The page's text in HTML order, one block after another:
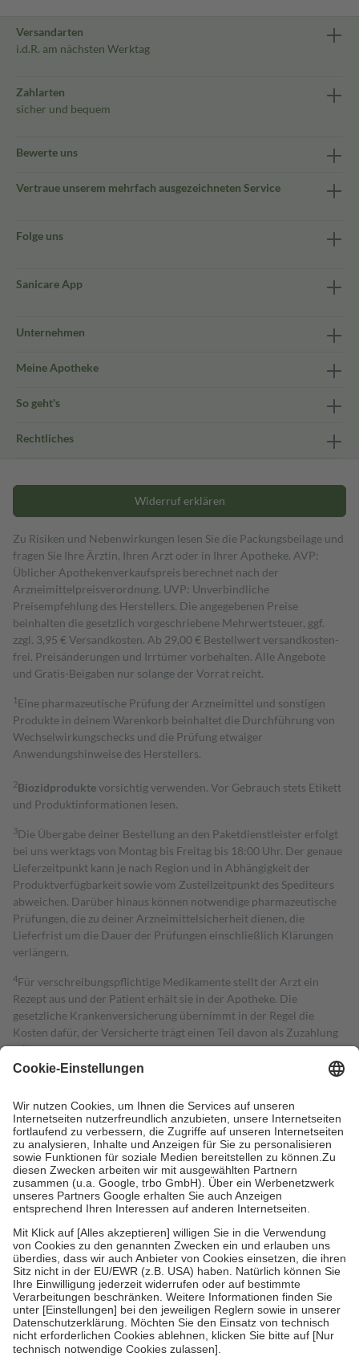
Versandarten
i.d.R. am nächsten Werktag
Zahlarten
sicher und bequem
Bewerte uns
Vertraue unserem mehrfach ausgezeichneten Service
Folge uns
Sanicare App
Unternehmen
Meine Apotheke
So geht's
Rechtliches
Widerruf erklären
Zu Risiken und Nebenwirkungen lesen Sie die Packungsbeilage und
fragen Sie Ihre Ärztin, Ihren Arzt oder in Ihrer Apotheke. AVP:
Üblicher Apothekenverkaufspreis berechnet nach der
Arzneimittelpreisverordnung. UVP: Unverbindliche
Preisempfehlung des Herstellers. Die angegebenen Preise
beinhalten die gesetzlich vorgeschriebene Mehrwertsteuer, ggf.
zzgl. 3,95 € Versandkosten. Ab 29,00 € Bestell­wert versand­kosten­
frei. Preisänderungen und Irrtümer vorbehalten. Alle Angebote
und Gratis-Beigaben nur solange der Vorrat reicht.
1 Eine pharmazeutische Prüfung der Arzneimittel und sonstigen
Produkte in deinem Warenkorb beinhaltet die Durchführung von
Wechselwirkungschecks und die Prüfung etwaiger
Anwendungshinweise des Herstellers.
2Biozidproduktevorsichtig verwenden. Vor Gebrauch stets Etikett
und Produktinformationen lesen.
3Die Übergabe deiner Bestellung an den Paketdienstleister erfolgt
bei uns werktags von Montag bis Freitag bis 18:00 Uhr. Der genaue
Lieferzeitpunkt kann je nach Region und in Abhängigkeit der
Produktverfügbarkeit sowie vom Zustellzeitpunkt des Spediteurs
abweichen. Darüber hinaus können notwendige pharmazeutische
Prüfungen, die zu deiner Arzneimittelsicherheit dienen, die
Lieferfrist um die Dauer der Prüfungen einschließlich Klärungen
verlängern.
4Für verschreibungspflichtige Medikamente stellt der Arzt ein
Rezept aus und der Patient erhält sie in der Apotheke. Die
gesetzliche Krankenversicherung übernimmt in der Regel die
Kosten dafür, der Versicherte trägt einen Teil davon als Zuzahlung
mit.
Grundsätzlich leisten Mitglieder Zuzahlungen in Höhe von zehn
höchstens zehn Euro.
Es sind jedoch nie mehr als die tatsächlichen
Kosten der Leistung zu entrichten.
Diese Regeln gelten grundsätzlich auch für Online-Apotheken.
Bei Heilmitteln und häuslicher Krankenpflege beträgt die
Zuzahlung zehn Prozent der Kosten sowie zehn Euro je
Verordnung.
Um das Engagement der Versicherten für ihre eigene Gesundheit zu
stärken und die besondere Stellung der Familie zu unterstützen,
fallenkeine Zuzahlungenan bei:
• Kindern und Jugendlichen bis zum vollendeten 18. Lebensjahr
mit Ausnahme der Fahrkosten
• Untersuchungen zur Vorsorge und Früherkennung, die von der
GKV getragen werden
• empfohlenen Schutzimpfungen
• Harn- und Blutteststreifen